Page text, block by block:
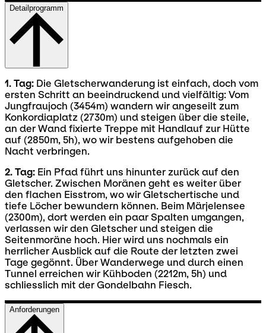
Detailprogramm
1. Tag: Die Gletscherwanderung ist einfach, doch vom
ersten Schritt an beeindruckend und vielfältig: Vom
Jungfraujoch (3454m) wandern wir angeseilt zum
Konkordiaplatz (2730m) und steigen über die steile,
an der Wand fixierte Treppe mit Handlauf zur Hütte
auf (2850m, 5h), wo wir bestens aufgehoben die
Nacht verbringen.
2. Tag: Ein Pfad führt uns hinunter zurück auf den
Gletscher. Zwischen Moränen geht es weiter über
den flachen Eisstrom, wo wir Gletschertische und
tiefe Löcher bewundern können. Beim Märjelensee
(2300m), dort werden ein paar Spalten umgangen,
verlassen wir den Gletscher und steigen die
Seitenmoräne hoch. Hier wird uns nochmals ein
herrlicher Ausblick auf die Route der letzten zwei
Tage gegönnt. Über Wanderwege und durch einen
Tunnel erreichen wir Kühboden (2212m, 5h) und
schliesslich mit der Gondelbahn Fiesch.
Anforderungen